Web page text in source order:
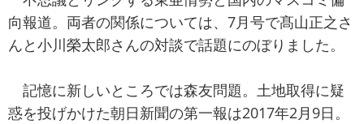
向報道。両者の関係については、7月号で髙山正之さ
んと小川榮太郎さんの対談で話題にのぼりました。
記憶に新しいところでは森友問題。土地取得に疑
惑を投げかけた朝日新聞の第一報は2017年2月9日。